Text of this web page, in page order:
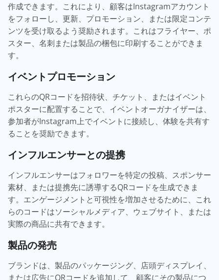
作成できます。これにより、顧客はInstagramアカウント
をフォローし、更新、プロモーション、または限定コンテ
ンツを受け取るよう奨励されます。これはフライヤー、ポ
スター、名刺または製品の梱包に印刷することができま
す。
イベントプロモーション
これらのQRコードを招待状、チケット、またはイベント
ポスターに配置することで、イベントオーガナイザーは、
参加者がInstagram上でイベントに接続し、体験を共有す
ることを奨励できます。
インフルエンサーとの提携
インフルエンサーはフォロワーを特定の投稿、スポンサー
素材、または提携先に誘導するQRコードを生成できま
す。エンゲージメントと可視性を増加させるために、これ
らのコードはソーシャルメディア、ウェブサイト、または
実際の商品に共有できます。
製品の発売
ブランドは、製品のパッケージング、店頭ディスプレイ、
または広告にQRコードを追加して、顧客にその製品につ